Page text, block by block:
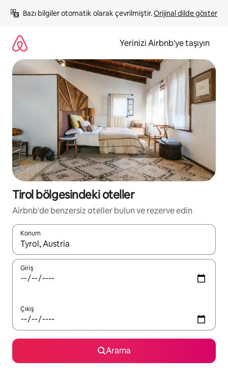
atla
Bazı bilgiler otomatik olarak çevrilmiştir. Orijinal dilde göster
Yerinizi Airbnb'ye taşıyın
Tirol bölgesindeki oteller
Airbnb'de benzersiz oteller bulun ve rezerve edin
Konum
Sonuçlar kullanılabilir olduğunda yukarı ve aşağı oklarıyla
Giriş
Çıkış
Arama